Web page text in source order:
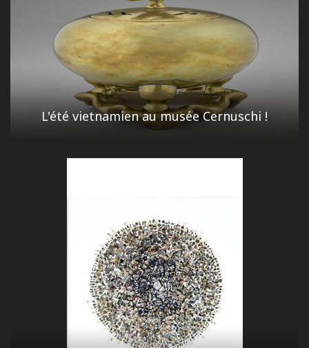
L'été vietnamien au musée Cernuschi !